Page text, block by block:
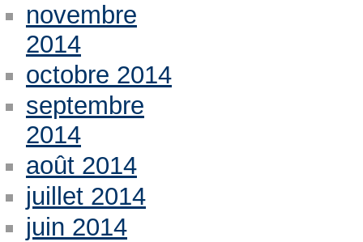
novembre
2014
octobre 2014
septembre
2014
août 2014
juillet 2014
juin 2014